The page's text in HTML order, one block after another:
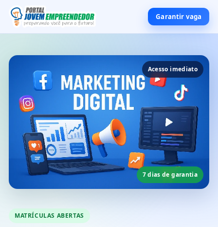
Garantir vaga
MATRÍCULAS ABERTAS
Acesso imediato
7 dias de garantia